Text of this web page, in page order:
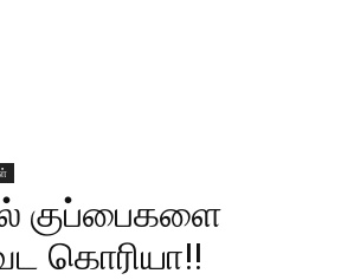
குப்பைகளை
கொரியா!!